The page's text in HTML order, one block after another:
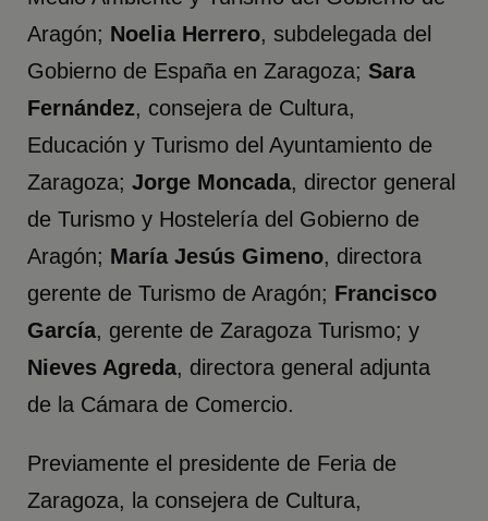
Aragón; Noelia Herrero, subdelegada del
Gobierno de España en Zaragoza;Sara
Fernández, consejera de Cultura,
Educación y Turismo del Ayuntamiento de
Zaragoza;Jorge Moncada, director general
de Turismo y Hostelería del Gobierno de
Aragón; María Jesús Gimeno, directora
gerente de Turismo de Aragón; Francisco
García, gerente de Zaragoza Turismo; y
Nieves Agreda, directora general adjunta
de la Cámara de Comercio.
Previamente el presidente de Feria de
Zaragoza, la consejera de Cultura,